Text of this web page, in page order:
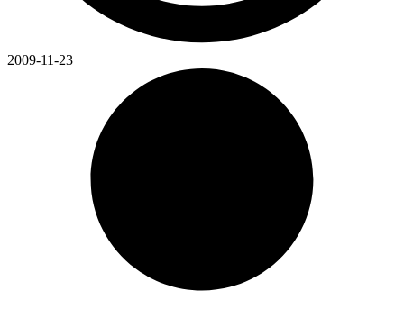
2009-11-23